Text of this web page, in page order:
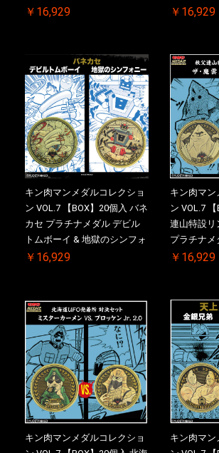
ドライバー VS.ネックカット
特典 】KIN(金)肉メダル(非売
品)付
￥16,929
ンマスク
ル(非売品)
￥16,929
キン肉マンメダルコレクショ
ン VOL.7 【BOX】20個入 バネ
カセ プラチナメダル デビル
トムボーイ & 地獄のシンフォ
ニー 初回シリアルNO.入 ケー
￥16,929
キン肉マン
ン VOL.7
連山特設リ
プラチナメ
VS. テリー
売品)付
￥16,929
キン肉マンメダルコレクショ
キン肉マン